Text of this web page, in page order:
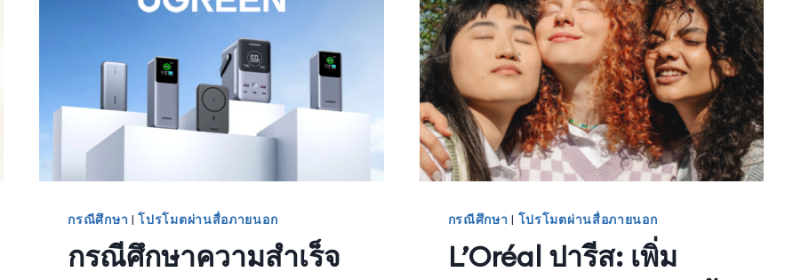
กรณีศึกษา |โปรโมตผ่านสื่อภายนอก
กรณีศึกษาความสำเร็จ
กรณีศึกษา | โปรโมตผ่านสื่อภายนอก
L’Oréal ปารีส: เพิ่ม